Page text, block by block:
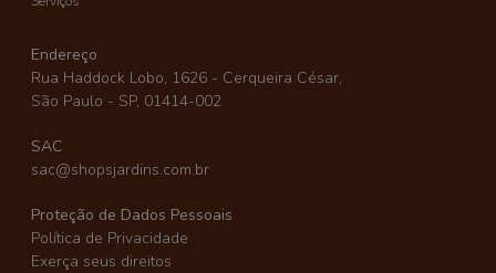
Endereço
Rua Haddock Lobo, 1626 - Cerqueira César,
São Paulo - SP, 01414-002
SAC
sac@shopsjardins.com.br
Proteção de Dados Pessoais
Política de Privacidade
Exerça seus direitos